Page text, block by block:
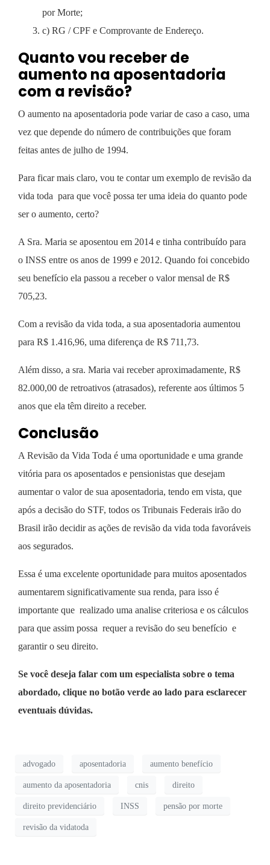
por Morte;
c) RG / CPF e Comprovante de Endereço.
Quanto vou receber de
aumento na aposentadoria
com a revisão?
O aumento na aposentadoria pode variar de caso a caso, uma
vez que depende do número de contribuições que foram
feitas antes de julho de 1994.
Para ficar mais claro, vou te contar um exemplo de revisão da
vida toda para que você possa ter uma ideia do quanto pode
ser o aumento, certo?
A Sra. Maria se aposentou em 2014 e tinha contribuído para
o INSS entre os anos de 1999 e 2012. Quando foi concebido
seu benefício ela passou a receber o valor mensal de R$
705,23.
Com a revisão da vida toda, a sua aposentadoria aumentou
para R$ 1.416,96, uma diferença de R$ 711,73.
Além disso, a sra. Maria vai receber aproximadamente, R$
82.000,00 de retroativos (atrasados), referente aos últimos 5
anos que ela têm direito a receber.
Conclusão
A Revisão da Vida Toda é uma oportunidade e uma grande
vitória para os aposentados e pensionistas que desejam
aumentar o valor de sua aposentadoria, tendo em vista, que
após a decisão do STF, todos os Tribunais Federais irão do
Brasil irão decidir as ações de revisão da vida toda favoráveis
aos segurados.
Essa é uma excelente oportunidade para muitos aposentados
aumentarem significativamente sua renda, para isso é
importante que realizado uma analise criteriosa e os cálculos
para que assim possa requer a revisão do seu benefício e
garantir o seu direito.
Se você deseja falar com um especialista sobre o tema
abordado, clique no botão verde ao lado para esclarecer
eventuais dúvidas.
advogado aposentadoria aumento benefício
aumento da aposentadoria cnis direito
direito previdenciário INSS pensão por morte
revisão da vidatoda